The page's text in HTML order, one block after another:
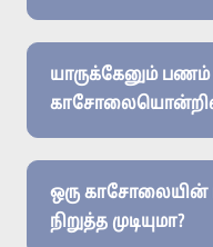
யாருக்கேனும் பணம்
காசோலையொன்றினை
ஒரு காசோலையின்
நிறுத்த முடியுமா?